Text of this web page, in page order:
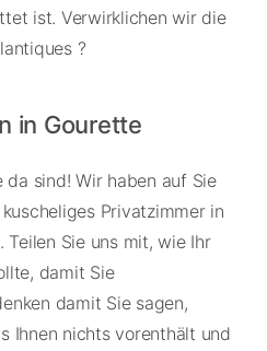
ist. Verwirklichen wir die
?
in Gourette
da sind! Wir haben auf Sie
Privatzimmer in
Teilen Sie uns mit, wie Ihr
damit Sie
damit Sie sagen,
Ihnen nichts vorenthält und